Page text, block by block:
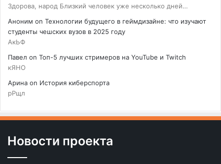
Здорова, народ Близкий человек уже несколько дней…
Аноним on Технологии будущего в геймдизайне: что изучают
студенты чешских вузов в 2025 году
АкЬФ
Павел on Топ-5 лучших стримеров на YouTube и Twitch
кЯНО
Арина on История киберспорта
рРщл
Новости проекта